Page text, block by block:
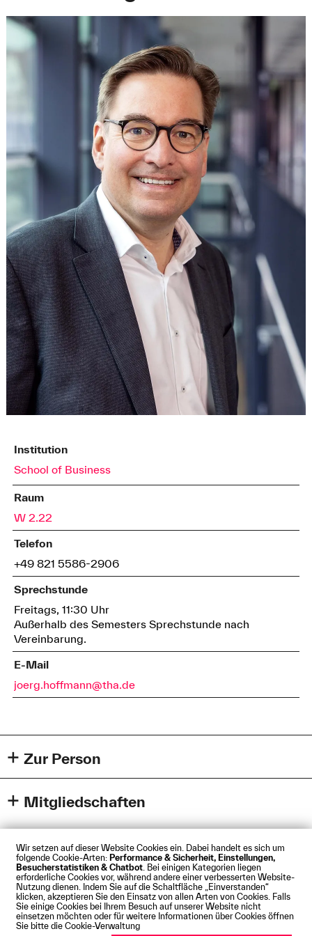
Wir setzen auf dieser Website Cookies ein. Dabei handelt es sich um
folgende Cookie-Arten: Performance & Sicherheit, Einstellungen,
Besucherstatistiken & Chatbot . Bei einigen Kategorien liegen
erforderliche Cookies vor, während andere einer verbesserten Website-
Nutzung dienen. Indem Sie auf die Schaltfläche „Einverstanden“
klicken, akzeptieren Sie den Einsatz von allen Arten von Cookies. Falls
Sie einige Cookies bei Ihrem Besuch auf unserer Website nicht
einsetzen möchten oder für weitere Informationen über Cookies öffnen
Sie bitte die Cookie-Verwaltung
Institution
School of Business
Raum
W 2.22
Telefon
+49 821 5586-2906
Sprechstunde
Freitags, 11:30 Uhr
Außerhalb des Semesters Sprechstunde nach
Vereinbarung.
E-Mail
joerg.hoffmann@tha.de
Zur Person
Steuerberater
Fachberater für Internationales Steuerrecht
Vertrauensdozent der Friedrich-Naumann-Stiftung für
die Freiheit
Mitgliedschaften
Steuerberaterkammer München KdöR
Impressum Datenschutz Cookies
Barrierefreiheit
Kontakt Presse Anfahrt Intranet Webmail
© Technische Hochschule Augsburg